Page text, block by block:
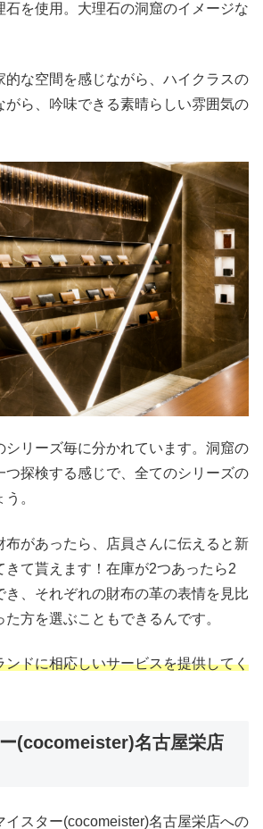
石を使用。大理石の洞窟のイメージな
的な空間を感じながら、ハイクラスの
がら、吟味できる素晴らしい雰囲気の
シリーズ毎に分かれています。洞窟の
つ探検する感じで、全てのシリーズの
。
布があったら、店員さんに伝えると新
きて貰えます！在庫が2つあったら2
き、それぞれの財布の革の表情を見比
方を選ぶこともできるんです。
ンドに相応しいサービスを提供してく
(cocomeister)名古屋栄店
イスター(cocomeister)名古屋栄店への